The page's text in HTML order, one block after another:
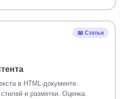
в HTML-документе.
и разметки. Оценка:
📖 Статья